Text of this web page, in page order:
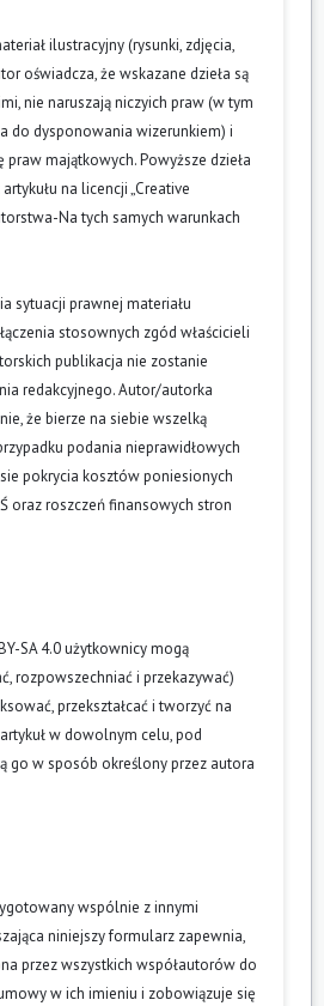
ilustracyjny (rysunki, zdjęcia,
oświadcza, że wskazane dzieła są
nie naruszają niczyich praw (w tym
do dysponowania wizerunkiem) i
praw majątkowych. Powyższe dzieła
na licencji „Creative
Na tych samych warunkach
sytuacji prawnej materiału
stosownych zgód właścicieli
publikacja nie zostanie
redakcyjnego. Autor/autorka
że bierze na siebie wszelką
podania nieprawidłowych
pokrycia kosztów poniesionych
oraz roszczeń finansowych stron
SA 4.0 użytkownicy mogą
rozpowszechniać i przekazywać)
przekształcać i tworzyć na
w dowolnym celu, pod
go w sposób określony przez autora
wspólnie z innymi
niniejszy formularz zapewnia,
przez wszystkich współautorów do
w ich imieniu i zobowiązuje się